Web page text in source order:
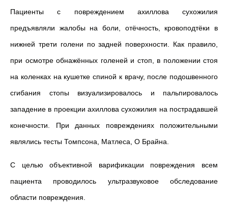
Пациенты с повреждением ахиллова сухожилия
предъявляли жалобы на боли, отёчность, кровоподтёки в
нижней трети голени по задней поверхности. Как правило,
при осмотре обнажённых голеней и стоп, в положении стоя
на коленках на кушетке спиной к врачу, после подошвенного
сгибания стопы визуализировалось и пальпировалось
западение в проекции ахиллова сухожилия на пострадавшей
конечности. При данных повреждениях положительными
являлись тесты Томпсона, Матлеса, О Брайна.
С целью объективной варификации повреждения всем
пациента проводилось ультразвуковое обследование
области повреждения.